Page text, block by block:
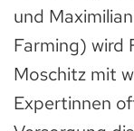
und
Farming) wird
Moschitz mit
Expertinnen